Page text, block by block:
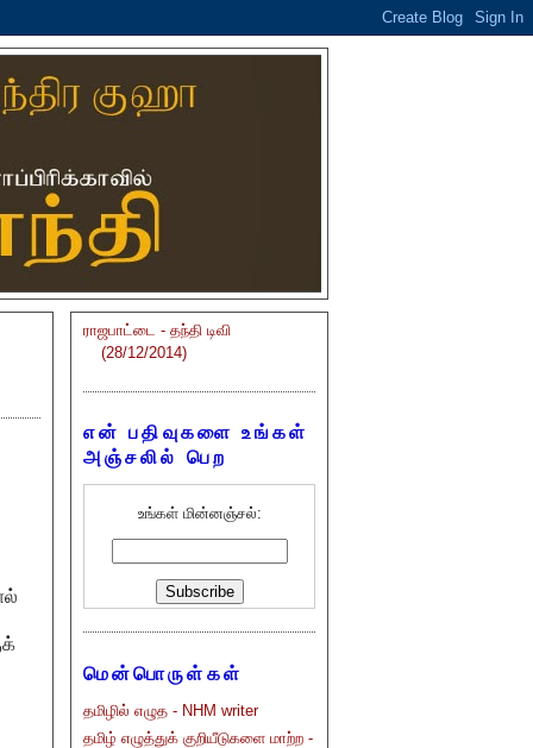
ராஜபாட்டை - தந்தி டிவி
(28/12/2014)
என் பதிவுகளை உங்கள்
அஞ்சலில் பெற
உங்கள் மின்னஞ்சல்:
மென்பொருள்கள்
தமிழில் எழுத - NHM writer
தமிழ் எழுத்துக் குறியீடுகளை மாற்ற -